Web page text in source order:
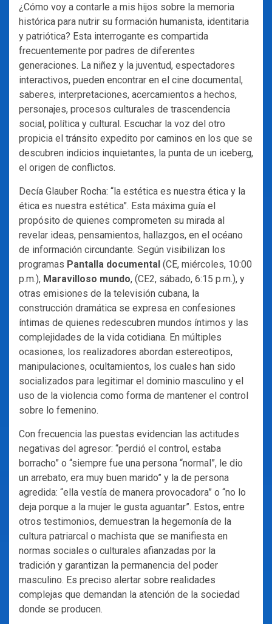
¿Cómo voy a contarle a mis hijos sobre la memoria
histórica para nutrir su formación humanista, identitaria
y patriótica? Esta interrogante es compartida
frecuentemente por padres de diferentes
generaciones. La niñez y la juventud, espectadores
interactivos, pueden encontrar en el cine documental,
saberes, interpretaciones, acercamientos a hechos,
personajes, procesos culturales de trascendencia
social, política y cultural. Escuchar la voz del otro
propicia el tránsito expedito por caminos en los que se
descubren indicios inquietantes, la punta de un iceberg,
el origen de conflictos.
Decía Glauber Rocha: “la estética es nuestra ética y la
ética es nuestra estética”. Esta máxima guía el
propósito de quienes comprometen su mirada al
revelar ideas, pensamientos, hallazgos, en el océano
de información circundante. Según visibilizan los
programas Pantalla documental (CE, miércoles, 10:00
p.m.), Maravilloso mundo, (CE2, sábado, 6:15 p.m.), y
otras emisiones de la televisión cubana, la
construcción dramática se expresa en confesiones
íntimas de quienes redescubren mundos íntimos y las
complejidades de la vida cotidiana. En múltiples
ocasiones, los realizadores abordan estereotipos,
manipulaciones, ocultamientos, los cuales han sido
socializados para legitimar el dominio masculino y el
uso de la violencia como forma de mantener el control
sobre lo femenino.
Con frecuencia las puestas evidencian las actitudes
negativas del agresor: “perdió el control, estaba
borracho” o “siempre fue una persona “normal”, le dio
un arrebato, era muy buen marido” y la de persona
agredida: “ella vestía de manera provocadora” o “no lo
deja porque a la mujer le gusta aguantar”. Estos, entre
otros testimonios, demuestran la hegemonía de la
cultura patriarcal o machista que se manifiesta en
normas sociales o culturales afianzadas por la
tradición y garantizan la permanencia del poder
masculino. Es preciso alertar sobre realidades
complejas que demandan la atención de la sociedad
donde se producen.